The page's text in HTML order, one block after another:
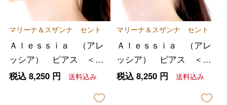
マリーナ＆スザンナ セント
Ａｌｅｓｓｉａ （アレ
ッシア） ピアス ＜グ
リーン＞
税込 8,250円 送料込み
マリーナ＆スザンナ セント
Ａｌｅｓｓｉａ （アレ
ッシア） ピアス ＜レ
ッド＞
税込 8,250円 送料込み